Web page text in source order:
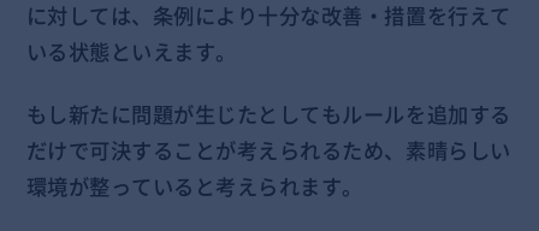
に対しては、条例により十分な改善・措置を行えて
いる状態といえます。
もし新たに問題が生じたとしてもルールを追加する
だけで可決することが考えられるため、素晴らしい
環境が整っていると考えられます。